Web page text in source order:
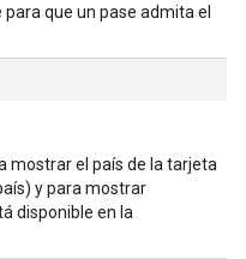
que un pase admita el
mostrar el país de la tarjeta
y para mostrar
disponible en la